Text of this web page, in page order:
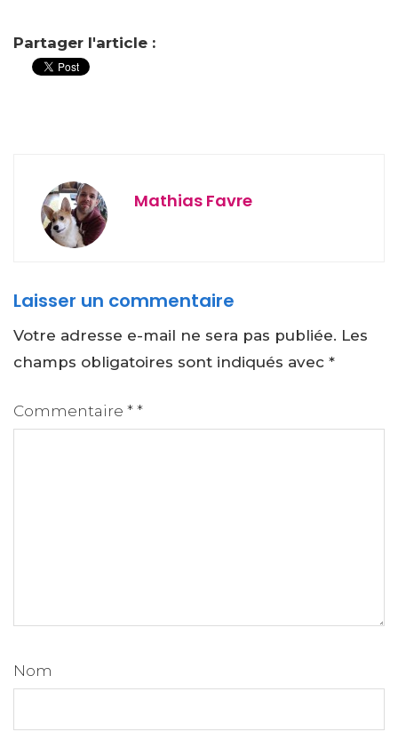
Partager l'article :
Mathias Favre
Laisser un commentaire
Votre adresse e-mail ne sera pas publiée. Les
champs obligatoires sont indiqués avec *
Commentaire * *
Nom